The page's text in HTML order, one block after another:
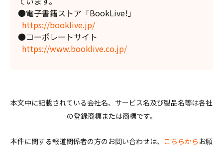
●電子書籍ストア「BookLive!」
https://booklive.jp/
●コーポレートサイト
https://www.booklive.co.jp/
本文中に記載されている会社名、サービス名及び製品名等は各社
の登録商標または商標です。
本件に関する報道関係者の方のお問い合わせは、 こちらから お願